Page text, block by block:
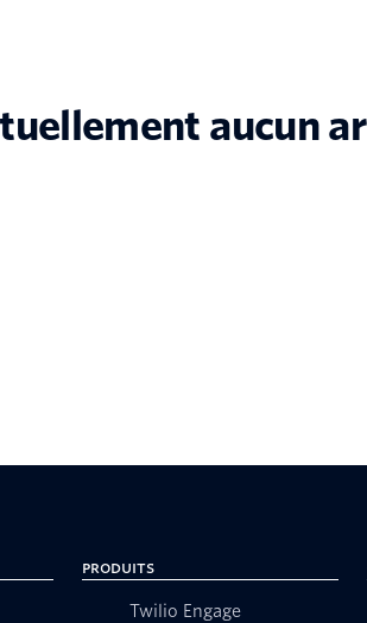
aucun
Produits
Twilio Engage